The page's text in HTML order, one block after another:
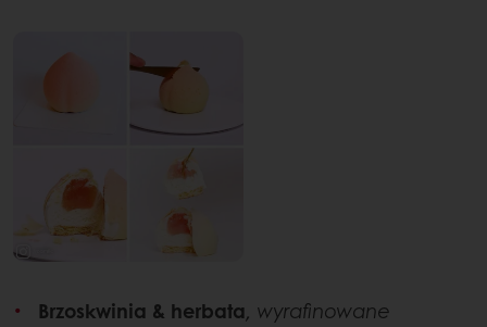
Brzoskwinia & herbata, wyrafinowane